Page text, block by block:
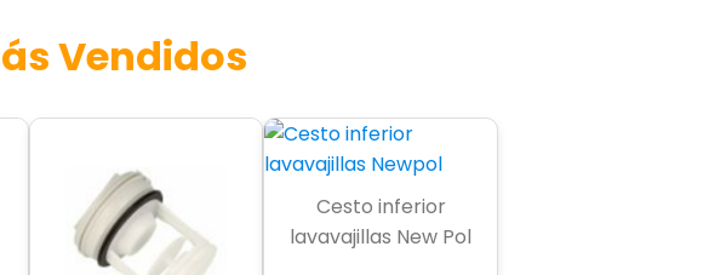
Vendidos
Cesto inferior
lavavajillas New Pol